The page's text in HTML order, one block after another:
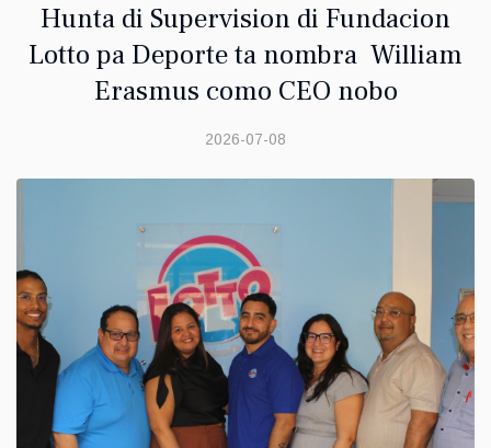
Hunta di Supervision di Fundacion
Lotto pa Deporte ta nombra William
Erasmus como CEO nobo
2026-07-08